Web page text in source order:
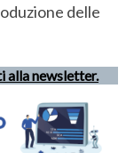
delle
alla newsletter.